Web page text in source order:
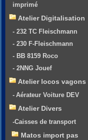
imprimé
Atelier Digitalisation
- 232 TC Fleischmann
- 230 F-Fleischmann
- BB 8159 Roco
- 2NNG Jouef
Atelier locos vagons
- Aérateur Voiture DEV
Atelier Divers
-Caisses de transport
Matos import pas